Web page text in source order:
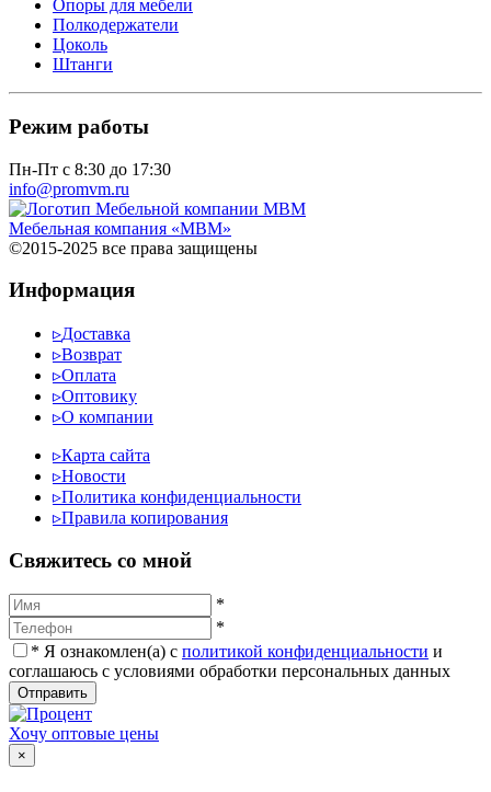
Опоры для мебели
Полкодержатели
Цоколь
Штанги
Режим работы
Пн-Пт с 8:30 до 17:30
info@promvm.ru
Мебельная компания «МВМ»
©2015-2025 все права защищены
Информация
▹Доставка
▹Возврат
▹Оплата
▹Оптовику
▹О компании
▹Карта сайта
▹Новости
▹Политика конфиденциальности
▹Правила копирования
Cвяжитесь со мной
*
*
* Я ознакомлен(а) с политикой конфиденциальности и
соглашаюсь с условиями обработки персональных данных
Отправить
Хочу оптовые цены
×